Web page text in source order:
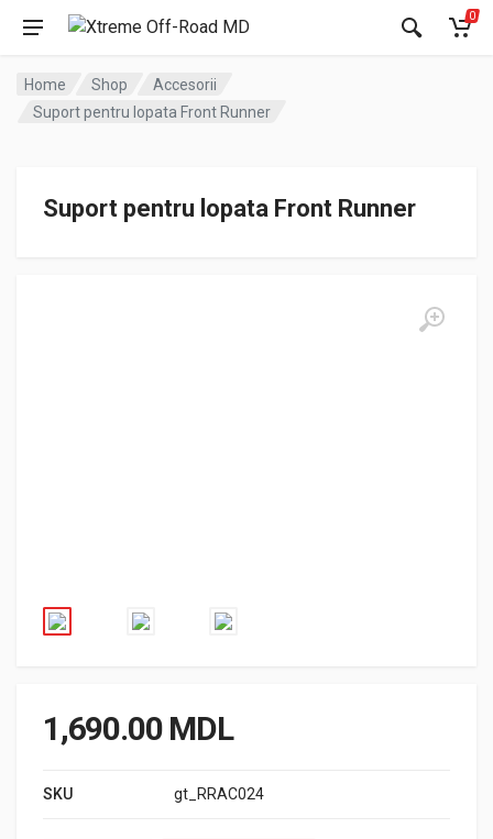
0
Home Shop
Accesorii
Suport pentru lopata Front Runner
Suport pentru lopata Front Runner
1,690.00 MDL
SKU gt_RRAC024